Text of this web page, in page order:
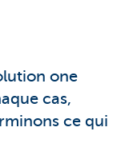
one
cas,
ce qui